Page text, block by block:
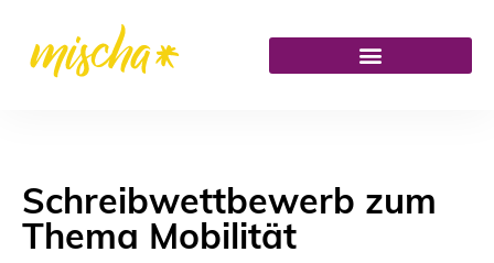
Schreibwettbewerb zum
Thema Mobilität